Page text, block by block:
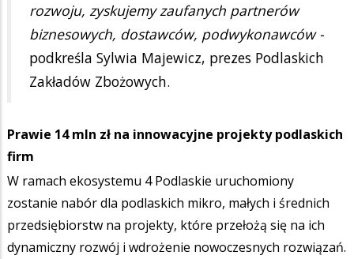
rozwoju, zyskujemy zaufanych partnerów
biznesowych, dostawców, podwykonawców -
podkreśla Sylwia Majewicz, prezes Podlaskich
Zakładów Zbożowych.
Prawie 14 mln zł na innowacyjne projekty podlaskich
firm
W ramach ekosystemu 4 Podlaskie uruchomiony
zostanie nabór dla podlaskich mikro, małych i średnich
przedsiębiorstw na projekty, które przełożą się na ich
dynamiczny rozwój i wdrożenie nowoczesnych rozwiązań.